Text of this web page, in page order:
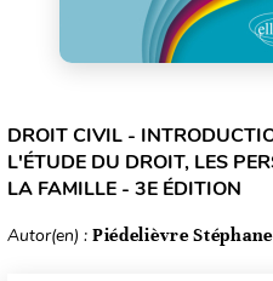
DROIT CIVIL -
L'ÉTUDE DU DROIT, LES
LA FAMILLE - 3E ÉDITION
Autor(en) : Piédelièvre Stéphane